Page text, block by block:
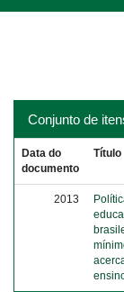
Conjunto de
Data do
documento
Título
2013